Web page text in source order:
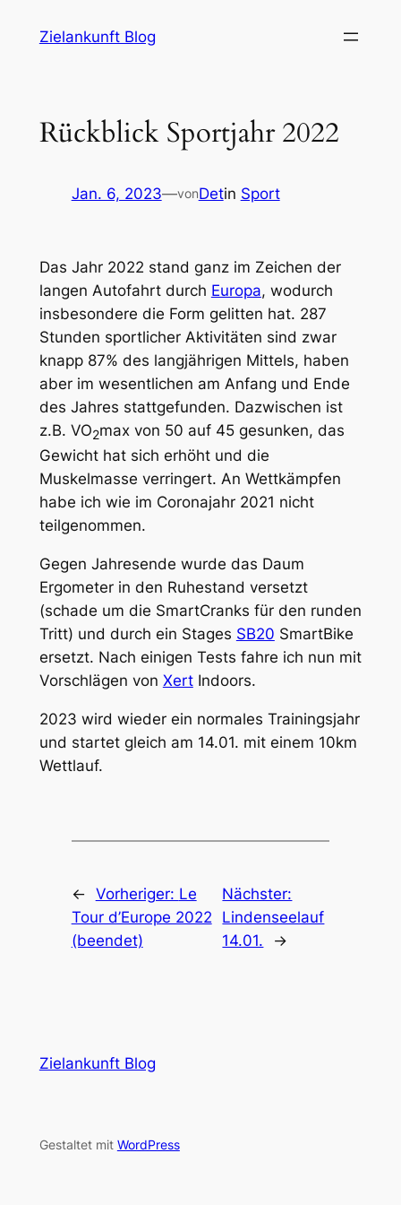
InhaltZielankunft Blog
Rückblick Sportjahr 2022
Jan. 6, 2023—vonDetin Sport
Das Jahr 2022 stand ganz im Zeichen der
langen Autofahrt durch Europa, wodurch
insbesondere die Form gelitten hat. 287
Stunden sportlicher Aktivitäten sind zwar
knapp 87% des langjährigen Mittels, haben
aber im wesentlichen am Anfang und Ende
des Jahres stattgefunden. Dazwischen ist
z.B. VO2max von 50 auf 45 gesunken, das
Gewicht hat sich erhöht und die
Muskelmasse verringert. An Wettkämpfen
habe ich wie im Coronajahr 2021 nicht
teilgenommen.
Gegen Jahresende wurde das Daum
Ergometer in den Ruhestand versetzt
(schade um die SmartCranks für den runden
Tritt) und durch ein Stages SB20 SmartBike
ersetzt. Nach einigen Tests fahre ich nun mit
Vorschlägen von XertIndoors.
2023 wird wieder ein normales Trainingsjahr
und startet gleich am 14.01. mit einem 10km
Wettlauf.
← Vorheriger: Le
Tour d’Europe 2022
(beendet)
Nächster:
Lindenseelauf
14.01.
→
Zielankunft Blog
Gestaltet mit WordPress